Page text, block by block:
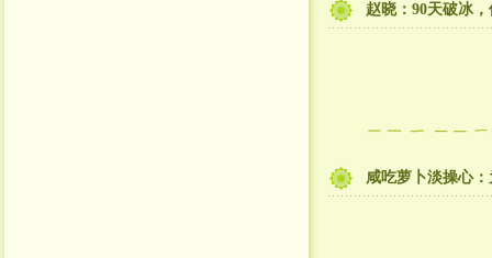
赵晓：90天破冰
咸吃萝卜淡操心